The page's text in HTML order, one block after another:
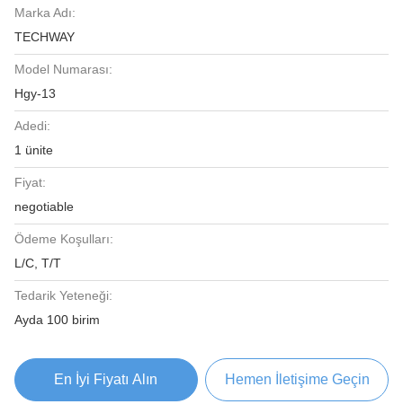
Marka Adı:
TECHWAY
Model Numarası:
Hgy-13
Adedi:
1 ünite
Fiyat:
negotiable
Ödeme Koşulları:
L/C, T/T
Tedarik Yeteneği:
Ayda 100 birim
En İyi Fiyatı Alın Hemen İletişime Geçin